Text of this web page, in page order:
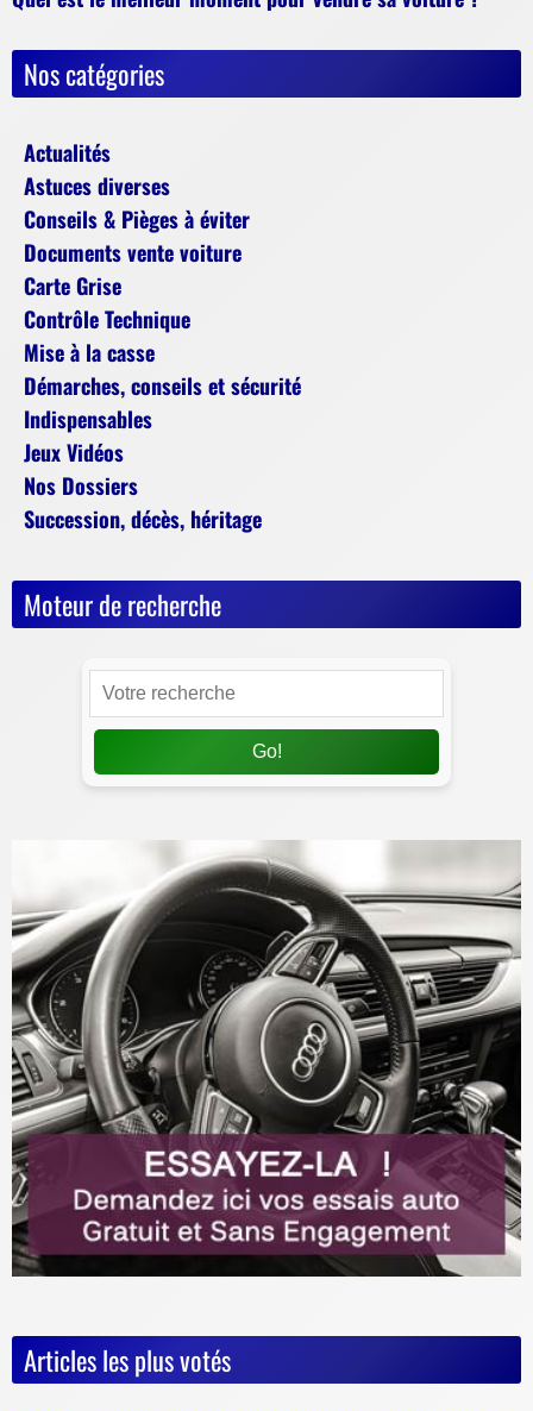
Nos catégories
Actualités
Astuces diverses
Conseils & Pièges à éviter
Documents vente voiture
Carte Grise
Contrôle Technique
Mise à la casse
Démarches, conseils et sécurité
Indispensables
Jeux Vidéos
Nos Dossiers
Succession, décès, héritage
Moteur de recherche
Go!
Articles les plus votés